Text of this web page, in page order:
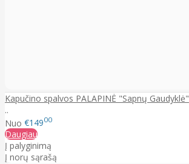
Kapučino spalvos PALAPINĖ "Sapnų Gaudyklė"
..
Nuo €14900
Daugiau
Į palyginimą
Į norų sąrašą